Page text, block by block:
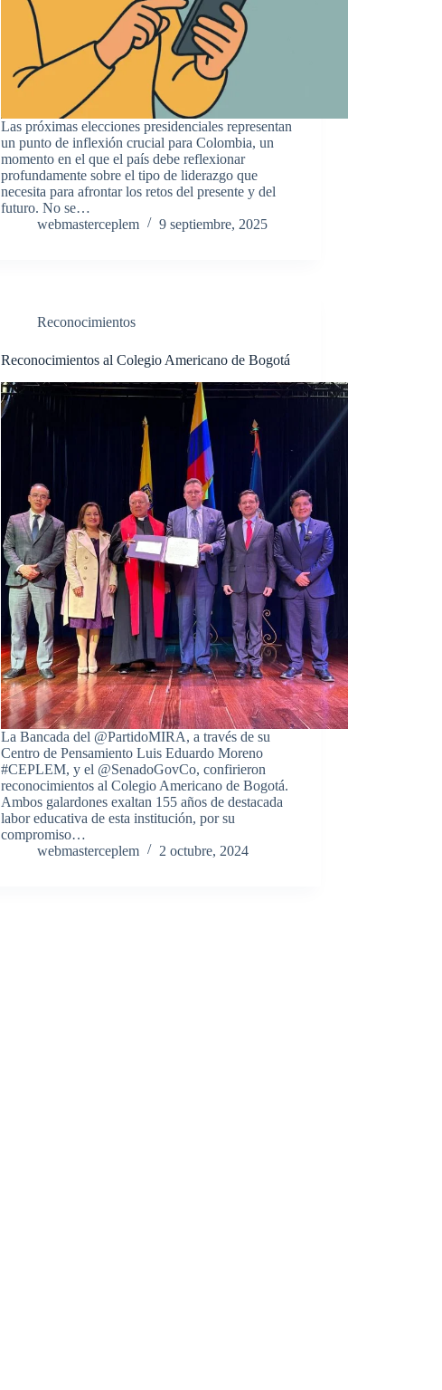
Las próximas elecciones presidenciales representan
un punto de inflexión crucial para Colombia, un
momento en el que el país debe reflexionar
profundamente sobre el tipo de liderazgo que
necesita para afrontar los retos del presente y del
futuro. No se…
webmasterceplem
9 septiembre, 2025
Reconocimientos
Reconocimientos al Colegio Americano de Bogotá
La Bancada del @PartidoMIRA, a través de su
Centro de Pensamiento Luis Eduardo Moreno
#CEPLEM, y el @SenadoGovCo, confirieron
reconocimientos al Colegio Americano de Bogotá.
Ambos galardones exaltan 155 años de destacada
labor educativa de esta institución, por su
compromiso…
webmasterceplem
2 octubre, 2024